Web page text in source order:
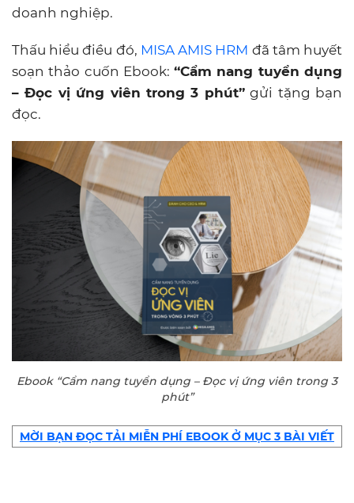
doanh nghiệp.
Thấu hiểu điều đó, MISA AMIS HRM đã tâm huyết
soạn thảo cuốn Ebook:“Cẩm nang tuyển dụng
– Đọc vị ứng viên trong 3 phút”gửi tặng bạn
đọc.
Ebook “Cẩm nang tuyển dụng – Đọc vị ứng viên trong 3
phút”
MỜI BẠN ĐỌC TẢI MIỄN PHÍ EBOOK Ở MỤC 3 BÀI VIẾT